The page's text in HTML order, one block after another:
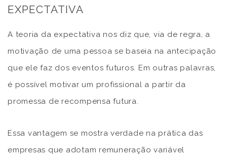
EXPECTATIVA
A teoria da expectativa nos diz que, via de regra, a
motivação de uma pessoa se baseia na antecipação
que ele faz dos eventos futuros. Em outras palavras,
é possível motivar um profissional a partir da
promessa de recompensa futura.
Essa vantagem se mostra verdade na prática das
empresas que adotam remuneração variável